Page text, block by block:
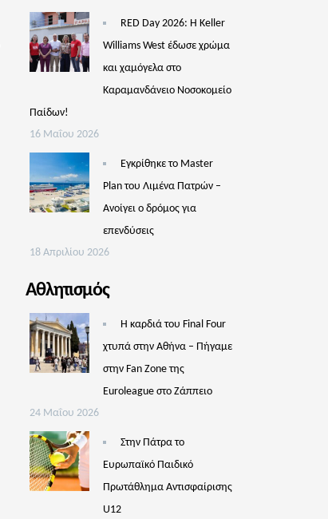
RED Day 2026: Η Keller
Williams West έδωσε χρώμα
και χαμόγελα στο
Καραμανδάνειο Νοσοκομείο
Παίδων!
16 Μαΐου 2026
Εγκρίθηκε το Master
Plan του Λιμένα Πατρών –
Aνοίγει ο δρόμος για
επενδύσεις
18 Απριλίου 2026
Αθλητισμός
Η καρδιά του Final Four
χτυπά στην Αθήνα – Πήγαμε
στην Fan Zone της
Euroleague στο Ζάππειο
24 Μαΐου 2026
Στην Πάτρα το
Ευρωπαϊκό Παιδικό
Πρωτάθλημα Αντισφαίρισης
U12